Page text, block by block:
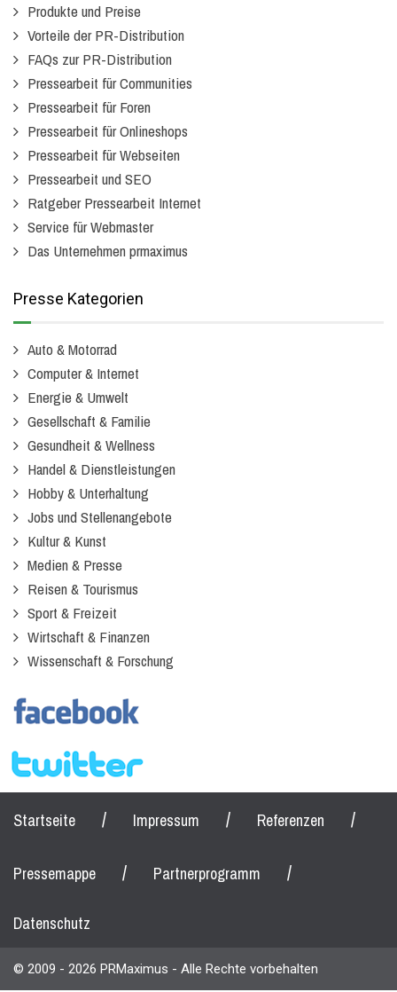
Produkte und Preise
Vorteile der PR-Distribution
FAQs zur PR-Distribution
Pressearbeit für Communities
Pressearbeit für Foren
Pressearbeit für Onlineshops
Pressearbeit für Webseiten
Pressearbeit und SEO
Ratgeber Pressearbeit Internet
Service für Webmaster
Das Unternehmen prmaximus
Presse Kategorien
Auto & Motorrad
Computer & Internet
Energie & Umwelt
Gesellschaft & Familie
Gesundheit & Wellness
Handel & Dienstleistungen
Hobby & Unterhaltung
Jobs und Stellenangebote
Kultur & Kunst
Medien & Presse
Reisen & Tourismus
Sport & Freizeit
Wirtschaft & Finanzen
Wissenschaft & Forschung
Startseite / Impressum / Referenzen /
Pressemappe / Partnerprogramm /
Datenschutz
© 2009 - 2026 PRMaximus - Alle Rechte vorbehalten